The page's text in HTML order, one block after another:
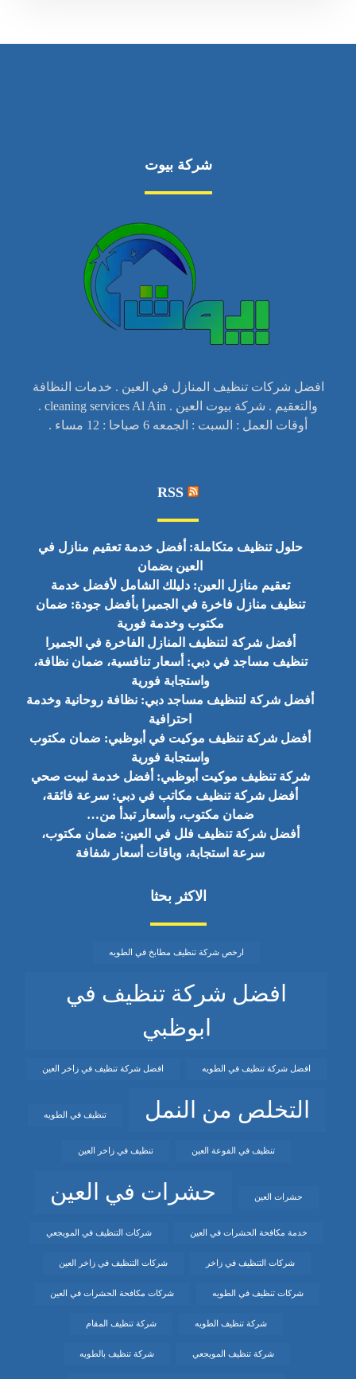
شركة بيوت
افضل شركات تنظيف المنازل في العين . خدمات النظافة
والتعقيم . شركة بيوت العين . cleaning services Al Ain .
أوقات العمل : السبت : الجمعه 6 صباحا : 12 مساء .
RSS
حلول تنظيف متكاملة: أفضل خدمة تعقيم منازل في
العين بضمان
تعقيم منازل العين: دليلك الشامل لأفضل خدمة
تنظيف منازل فاخرة في الجميرا بأفضل جودة: ضمان
مكتوب وخدمة فورية
أفضل شركة لتنظيف المنازل الفاخرة في الجميرا
تنظيف مساجد في دبي: أسعار تنافسية، ضمان نظافة،
واستجابة فورية
أفضل شركة لتنظيف مساجد دبي: نظافة روحانية وخدمة
احترافية
أفضل شركة تنظيف موكيت في أبوظبي: ضمان مكتوب
واستجابة فورية
شركة تنظيف موكيت أبوظبي: أفضل خدمة لبيت صحي
أفضل شركة تنظيف مكاتب في دبي: سرعة فائقة،
ضمان مكتوب، وأسعار تبدأ من…
أفضل شركة تنظيف فلل في العين: ضمان مكتوب،
سرعة استجابة، وباقات أسعار شفافة
الاكثر بحثا
ارخص شركة تنظيف مطابخ في الطويه
افضل شركة تنظيف في
ابوظبي
افضل شركة تنظيف في الطويه افضل شركة تنظيف في زاخر العين
التخلص من النمل تنظيف في الطويه
تنظيف في الفوعة العين تنظيف في زاخر العين
حشرات العين حشرات في العين
خدمة مكافحة الحشرات في العين شركات التنظيف في المويجعي
شركات التنظيف في زاخر شركات التنظيف في زاخر العين
شركات تنظيف في الطويه شركات مكافحة الحشرات في العين
شركة تنظيف الطويه شركة تنظيف المقام
شركة تنظيف المويجعي شركة تنظيف بالطويه